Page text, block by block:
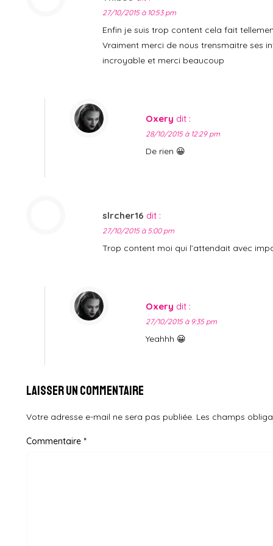
27/10/2015 à 10:53 pm
Enfin je suis trop content cela fait
Vraiment merci de nous trensmaitre ses
incroyable et merci beaucoup
Oxery dit :
28/10/2015 à 12:29 pm
De rien 😀
slrcher16 dit :
27/10/2015 à 5:00 pm
Trop content moi qui l’attendait avec
Oxery dit :
27/10/2015 à 9:35 pm
Yeahhh 😀
Laisser un commentaire
Votre adresse e-mail ne sera pas publiée. Les champs
Commentaire*